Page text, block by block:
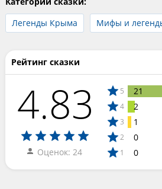
Легенды Крыма
Мифы и
Рейтинг сказки
4.83
Оценок: 24
5 21
4 2
3 1
2 0
1 0